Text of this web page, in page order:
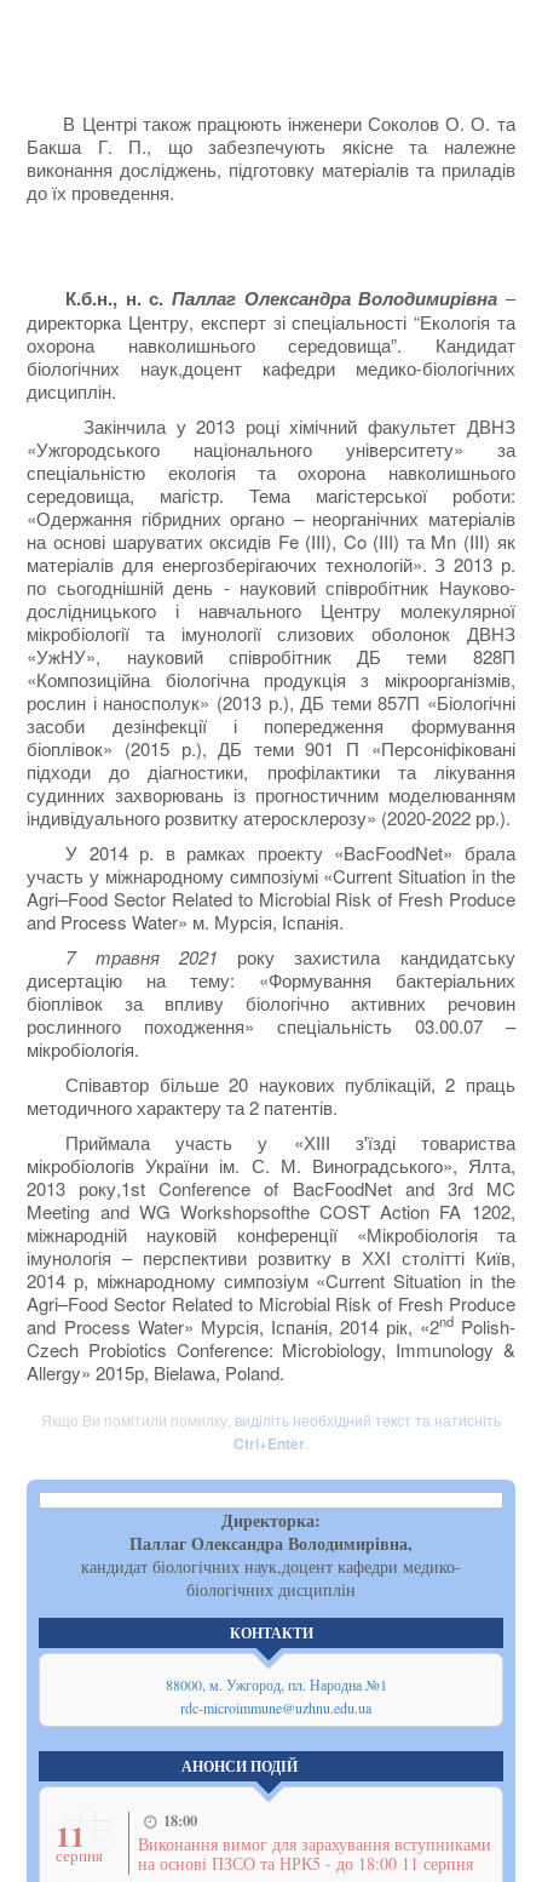
В Центрі також працюють інженери Соколов О. О. та
Бакша Г. П., що забезпечують якісне та належне
виконання досліджень, підготовку матеріалів та приладів
до їх проведення.
К.б.н., н. с. Паллаг Олександра Володимирівна –
директорка Центру, експерт зі спеціальності “Екологія та
охорона навколишнього середовища”. Кандидат
біологічних наук,доцент кафедри медико-біологічних
дисциплін.
Закінчила у 2013 році хімічний факультет ДВНЗ
«Ужгородського національного університету» за
спеціальністю екологія та охорона навколишнього
середовища, магістр. Тема магістерської роботи:
«Одержання гібридних органо – неорганічних матеріалів
на основі шаруватих оксидів Fe (III), Co (III) та Mn (III) як
матеріалів для енергозберігаючих технологій». З 2013 р.
по сьогоднішній день - науковий співробітник Науково-
дослідницького і навчального Центру молекулярної
мікробіології та імунології слизових оболонок ДВНЗ
«УжНУ», науковий співробітник ДБ теми 828П
«Композиційна біологічна продукція з мікроорганізмів,
рослин і наносполук» (2013 р.), ДБ теми 857П «Біологічні
засоби дезінфекції і попередження формування
біоплівок» (2015 р.), ДБ теми 901 П «Персоніфіковані
підходи до діагностики, профілактики та лікування
судинних захворювань із прогностичним моделюванням
індивідуального розвитку атеросклерозу» (2020-2022 рр.).
У 2014 р. в рамках проекту «BacFoodNet» брала
участь у міжнародному симпозіумі «Current Situation in the
Agri–Food Sector Related to Microbial Risk of Fresh Produce
and Process Water» м. Мурсія, Іспанія.
7 травня 2021 року захистила кандидатську
дисертацію на тему: «Формування бактеріальних
біоплівок за впливу біологічно активних речовин
рослинного походження» спеціальність 03.00.07 –
мікробіологія.
Співавтор більше 20 наукових публікацій, 2 праць
методичного характеру та 2 патентів.
Приймала участь у «ХІІІ з'їзді товариства
мікробіологів України ім. С. М. Виноградського», Ялта,
2013 року,1st Conference of BacFoodNet and 3rd MC
Meeting and WG Workshopsofthe COST Action FA 1202,
міжнародній науковій конференції «Мікробіологія та
імунологія – перспективи розвитку в ХХІ столітті Київ,
2014 р, міжнародному симпозіум «Current Situation in the
Agri–Food Sector Related to Microbial Risk of Fresh Produce
and Process Water» Мурсія, Іспанія, 2014 рік, «2nd Polish-
Czech Probiotics Conference: Microbiology, Immunology &
Allergy» 2015р, Bielawa, Poland.
Якщо Ви помітили помилку, виділіть необхідний текст та натисніть
Ctrl+Enter
Директорка:
Паллаг Олександра Володимирівна,
кандидат біологічних наук,доцент кафедри медико-
біологічних дисциплін
КОНТАКТИ
88000, м. Ужгород, пл. Народна №1
rdc-microimmune@uzhnu.edu.ua
АНОНСИ ПОДІЙ
11
серпня
18:00
Виконання вимог для зарахування вступниками
на основі ПЗСО та НРК5 - до 18:00 11 серпня